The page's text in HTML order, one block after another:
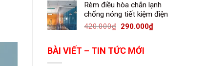
Rèm điều hòa chắn lạnh
chống nóng tiết kiệm điện
420.000₫ 290.000₫
BÀI VIẾT – TIN TỨC MỚI